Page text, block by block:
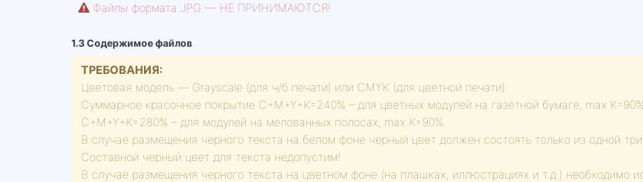
Файлы формата JPG — НЕ ПРИНИМАЮТСЯ!
1.3 Содержимое файлов
ТРЕБОВАНИЯ:
Цветовая модель — Grayscale (для ч/б печати) или CMYK (для цветной печати).
Суммарное красочное покрытие C+M+Y+K=240% – для цветных модулей на газетной бумаге, max K=90%.
C+M+Y+K=280% – для модулей на мелованных полосах, max K=90%.
В случае размещения черного текста на белом фоне черный цвет должен состоять только из одной
Составной черный цвет для текста недопустим!
В случае размещения черного текста на цветном фоне (на плашках, иллюстрациях и т.д.) необходимо